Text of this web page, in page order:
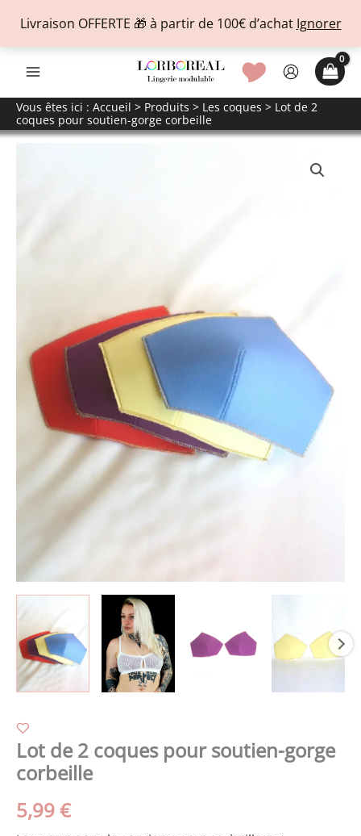
Livraison OFFERTE 🎁 à partir de 100€ d’achat Ignorer
contenu
🎔
Vous êtes ici : Accueil > Produits > Les coques > Lot de 2
coques pour soutien-gorge corbeille
Lot de 2 coques pour soutien-gorge
corbeille
5,99€